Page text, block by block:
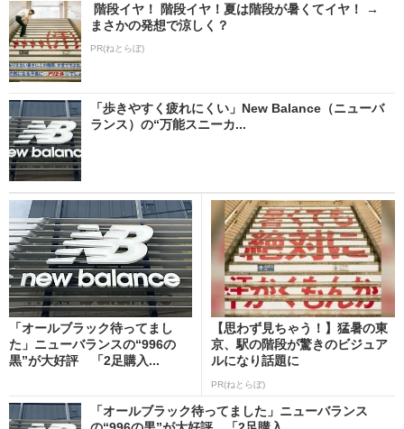
階段イヤ！ 階段イヤ！夏は階段が暑くてイヤ！ →
まさかの発想で涼しく？
PR(ねとらぼ)
「歩きやすく疲れにくい」New Balance（ニューバ
ランス）の“万能スニーカ...
「オールブラック待ってまし
た」ニューバランスの“996の
黒”が大好評 「2足購入...
【思わず見ちゃう！】猛暑の東
京、駅の階段が驚きのビジュア
ルになり話題に
PR(ねとらぼ)
「オールブラック待ってました」ニューバランス